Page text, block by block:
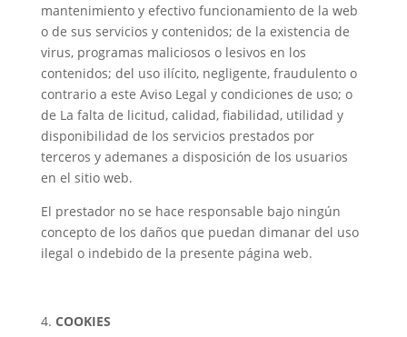
mantenimiento y efectivo funcionamiento de la web
o de sus servicios y contenidos; de la existencia de
virus, programas maliciosos o lesivos en los
contenidos; del uso ilícito, negligente, fraudulento o
contrario a este Aviso Legal y condiciones de uso; o
de La falta de licitud, calidad, fiabilidad, utilidad y
disponibilidad de los servicios prestados por
terceros y ademanes a disposición de los usuarios
en el sitio web.
El prestador no se hace responsable bajo ningún
concepto de los daños que puedan dimanar del uso
ilegal o indebido de la presente página web.
COOKIES